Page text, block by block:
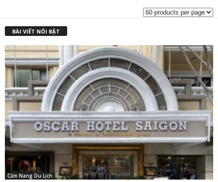
BÀI VIẾT NỔI BẬT
Cẩm Nang Du Lịch